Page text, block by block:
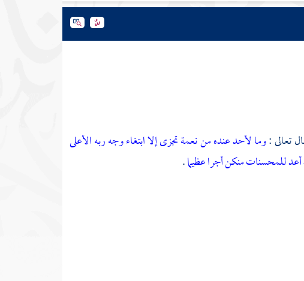
تعالى :وما لأحد عنده من نعمة تجزىإلا ابتغاء وجه ربه الأعلى
أعد للمحسنات منكن أجرا عظيما.